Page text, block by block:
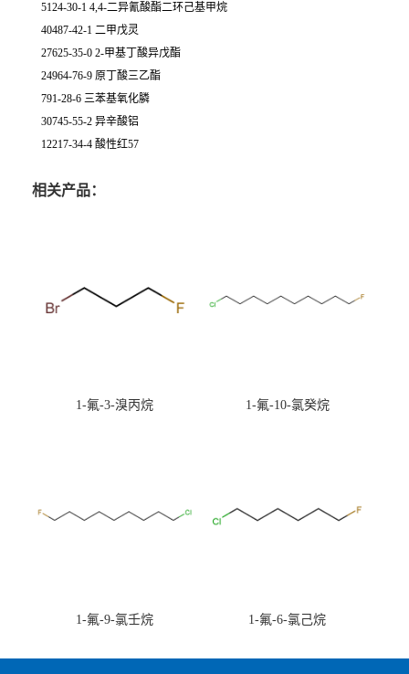
5124-30-1 4,4-二异氰酸酯二环己基甲烷
40487-42-1 二甲戊灵
27625-35-0 2-甲基丁酸异戊酯
24964-76-9 原丁酸三乙酯
791-28-6 三苯基氧化膦
30745-55-2 异辛酸铝
12217-34-4 酸性红57
相关产品：
1-氟-3-溴丙烷 1-氟-10-氯癸烷
1-氟-9-氯壬烷 1-氟-6-氯己烷